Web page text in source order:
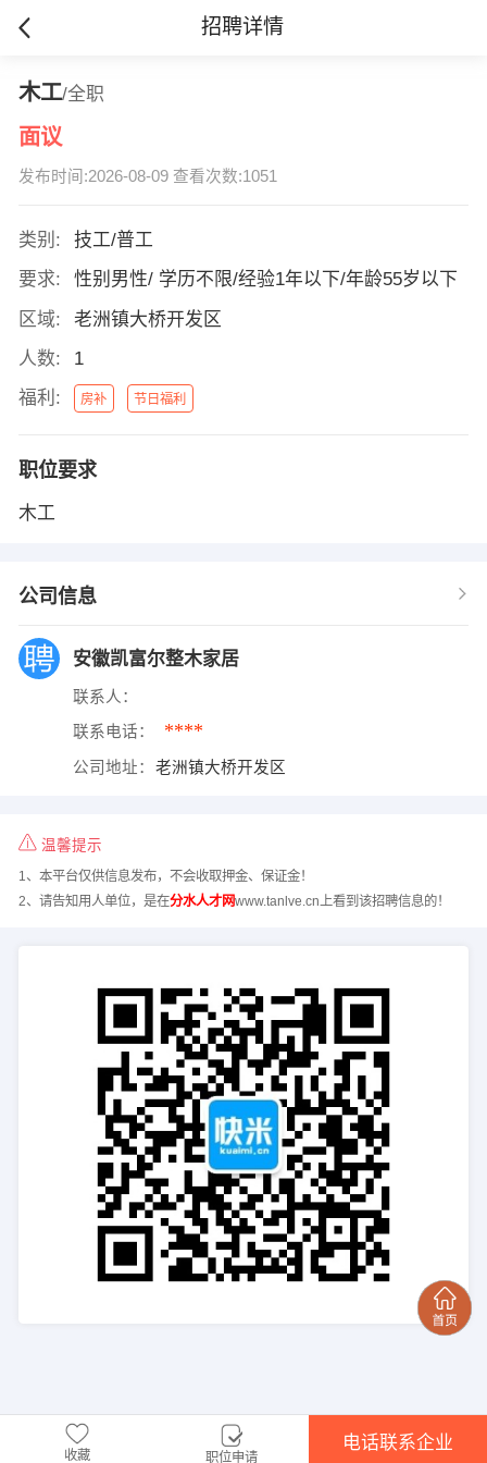
招聘详情
木工/全职
面议
发布时间:2026-08-09 查看次数:1051
类别:
技工/普工
要求:
性别男性/ 学历不限/经验1年以下/年龄55岁以下
区域:
老洲镇大桥开发区
人数:
1
福利:
房补 节日福利
职位要求
木工
公司信息
安徽凯富尔整木家居
联系人：
联系电话： ****
公司地址： 老洲镇大桥开发区
温馨提示
1、本平台仅供信息发布，不会收取押金、保证金！
2、请告知用人单位，是在分水人才网www.tanlve.cn上看到该招聘信息的！
收藏 职位申请
电话联系企业